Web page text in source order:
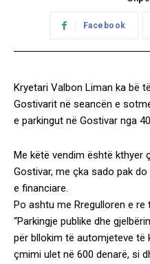
Facebook
Kryetari Valbon Liman ka bë
Gostivarit në seancën e
e parkingut në Gostivar nga
Me këtë vendim është kthyer
Gostivar, me çka sado pak
e financiare.
Po ashtu me Rregulloren e re
“Parkingje publike dhe
për bllokim të automjeteve të
çmimi ulet në 600 denarë, si